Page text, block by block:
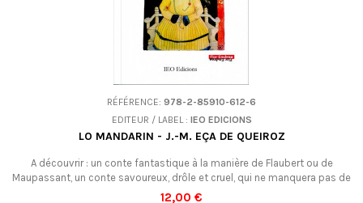
RÉFÉRENCE: 978-2-85910-612-6
EDITEUR / LABEL : IEO EDICIONS
LO MANDARIN - J.-M. EÇA DE QUEIROZ
A découvrir : un conte fantastique à la manière de Flaubert ou de
Maupassant, un conte savoureux, drôle et cruel, qui ne manquera pas de
vous interpeller, de ce grand écrivain portugais. En occitan.
12,00 €